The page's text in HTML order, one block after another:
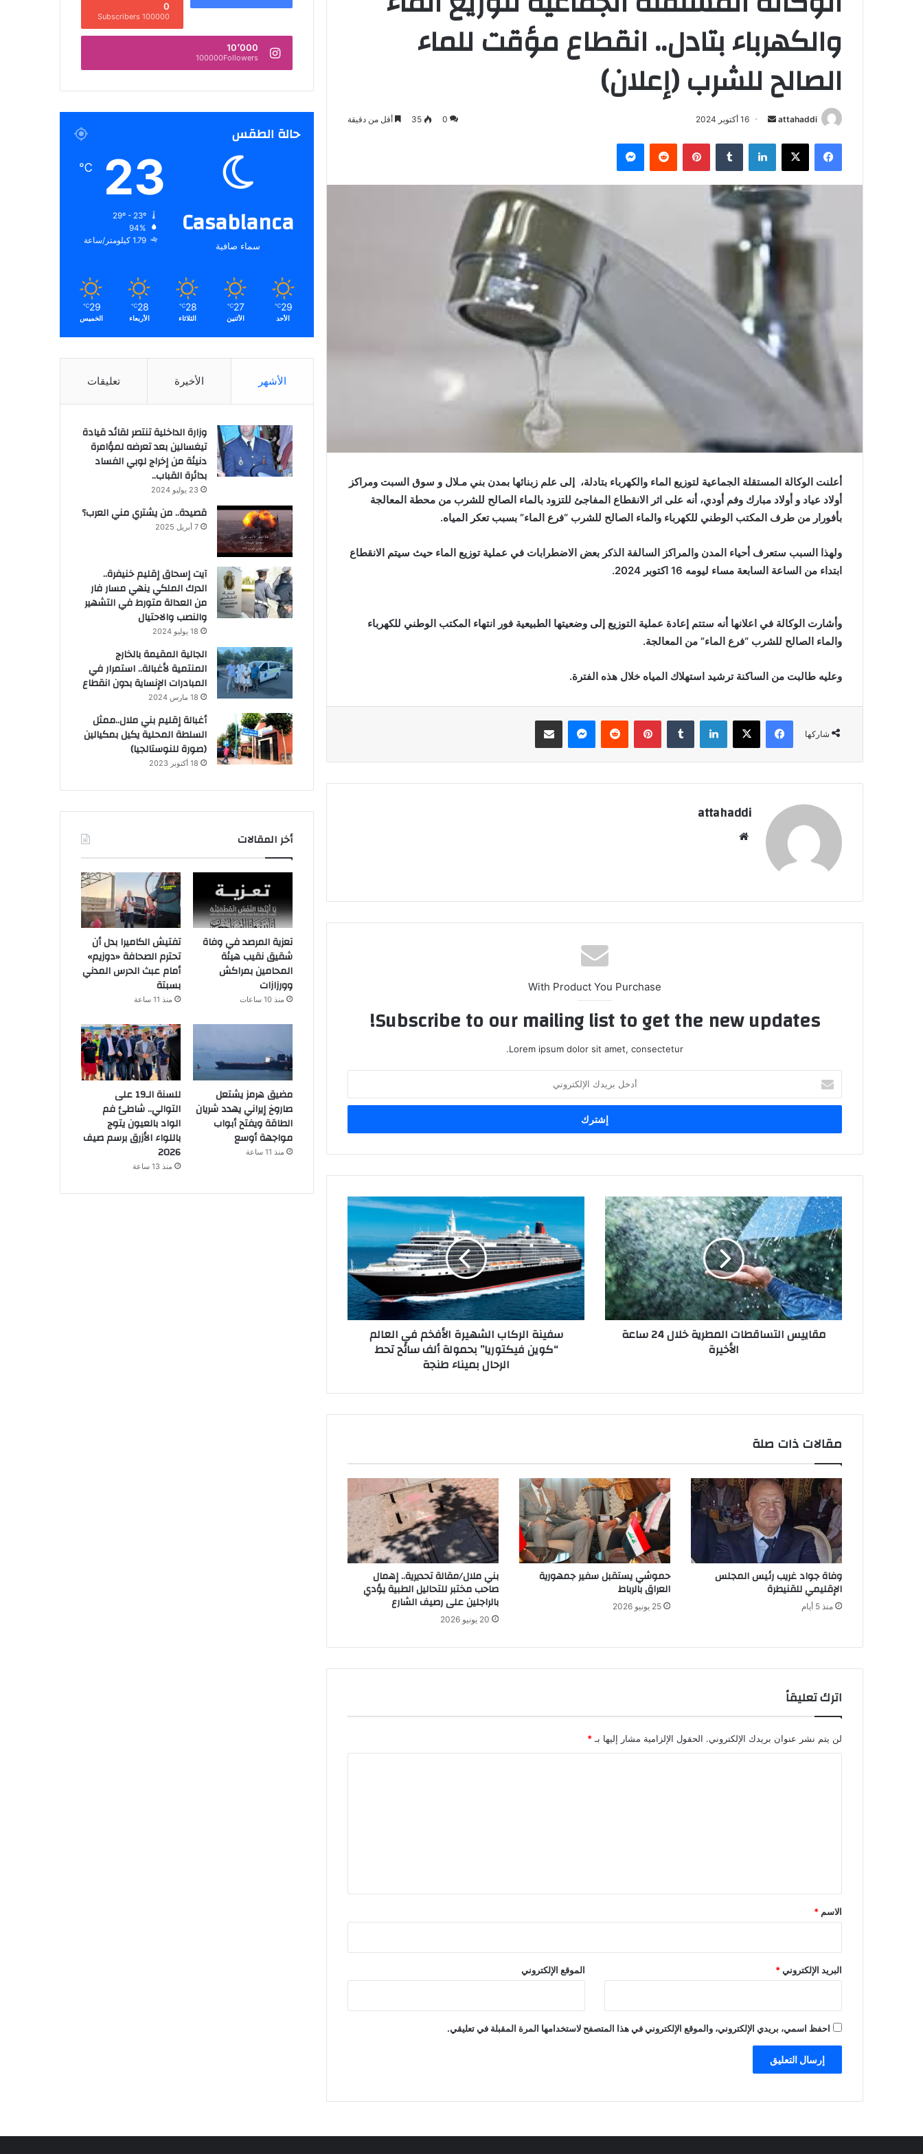
والكهرباء بتادل.. انقطاع مؤقت للماء
الصالح للشرب (إعلان)
attahaddi
أرسل
إلكترونيا
16 أكتوبر 2024 0
35 أقل من دقيقة
فيسبوك X لينكدإن بينتيريست ماسنجر
أعلنت الوكالة المستقلة الجماعية لتوزيع الماء والكهرباء بتادلة، إلى علم زبنائها بمدن بني مـلال و سوق السبت ومراكز
أولاد عياد و أولاد مبارك وفم أودي، أنه على اثر الانقطاع المفاجئ للتزود بالماء الصالح للشرب من محطة المعالجة
بأفورار من طرف المكتب الوطني للكهرباء والماء الصالح للشرب “فرع الماء” بسبب تعكر المياه.
ولهذا السبب ستعرف أحياء المدن والمراكز السالفة الذكر بعض الاضطرابات في عملية توزيع الماء حيث سيتم الانقطاع
ابتداء من الساعة السابعة مساء ليومه 16 اكتوبر 2024.
وأشارت الوكالة في اعلانها أنه ستتم إعادة عملية التوزيع إلى وضعيتها الطبيعية فور انتهاء المكتب الوطني للكهرباء
والماء الصالح للشرب “فرع الماء” من المعالجة.
وعليه طالبت من الساكنة ترشيد استهلاك المياه خلال هذه الفترة.
شاركها
فيسبوك X لينكدإن بينتيريست ماسنجر مشاركة عبر البريد
attahaddi
With Product You Purchase
Subscribe to our mailing list to get the new updates!
Lorem ipsum dolor sit amet, consectetur.
بريدك
الإلكتروني
مقاييس التساقطات المطرية خلال 24 ساعة
الأخيرة
سفينة الركاب الشهيرة الأفخم في العالم
“كوين فيكتوريا” بحمولة ألف سائح تحط
الرحال بميناء طنجة
مقالات ذات صلة
وفاة جواد غريب رئيس المجلس
الإقليمي للقنيطرة
منذ 5 أيام
حموشي يستقبل سفير جمهورية
العراق بالرباط
25 يونيو 2026
بني ملال/مقالة تحديرية.. إهمال
صاحب مختبر للتحاليل الطبية يؤدي
بالراجلين على رصيف الشارع
20 يونيو 2026
اترك تعليقاً
لن يتم نشر عنوان بريدك الإلكتروني. الحقول الإلزامية مشار إليها بـ *
*
الاسم *
البريد الإلكتروني* الموقع الإلكتروني
احفظ اسمي، بريدي الإلكتروني، والموقع الإلكتروني في هذا المتصفح لاستخدامها المرة المقبلة في تعليقي.
0
100000 Subscribers
10٬000
100000Followers
حالة الطقس
Casablanca
سماء صافية
23
℃
94%
1.79 كيلومتر/ساعة
29
℃
الأحد
27
℃
الأثنين
28
℃
الثلاثاء
28
℃
الأربعاء
29
℃
الخميس
الأشهر الأخيرة تعليقات
وزارة الداخلية تنتصر لقائد قيادة
تيغسالين بعد تعرضه لمؤامرة
دنيئة من إخراج لوبي الفساد
بدائرة القباب..
23 يوليو 2024
قصيدة.. من يشتري مني العرب؟
7 أبريل 2025
آيت إسحاق إقليم خنيفرة..
الدرك الملكي ينهي مسار فار
من العدالة متورط في التشهير
والنصب والاحتيال
18 يوليو 2024
الجالية المقيمة بالخارج
المنتمية لأغبالة.. استمرار في
المبادرات الإنساية بدون انقطاع
18 مارس 2024
أغبالة إقليم بني ملال..ممثل
السلطة المحلية يكيل بمكيالين
(صورة للنوستالجيا)
18 أكتوبر 2023
أخر المقالات
تعزية المرصد في وفاة
شقيق نقيب هيئة
المحامين بمراكش
وورزازات
منذ 10 ساعات
تفتيش الكاميرا بدل أن
تحترم الصحافة «دوزيم»
أمام عبث الحرس المدني
بسبتة
منذ 11 ساعة
مضيق هرمز يشتعل
صاروخ إيراني يهدد شريان
الطاقة ويفتح أبواب
مواجهة أوسع
منذ 11 ساعة
للسنة الـ19 على
التوالي.. شاطئ فم
الواد بالعيون يتوج
باللواء الأزرق برسم صيف
2026
منذ 13 ساعة